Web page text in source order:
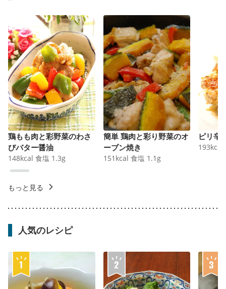
鶏もも肉と彩野菜のわさ
びバター醤油
148kcal 食塩 1.3g
簡単 鶏肉と彩り野菜のオ
ーブン焼き
151 kcal 食塩 1.1 g
ピリ辛
193kcal
もっと見る
人気のレシピ